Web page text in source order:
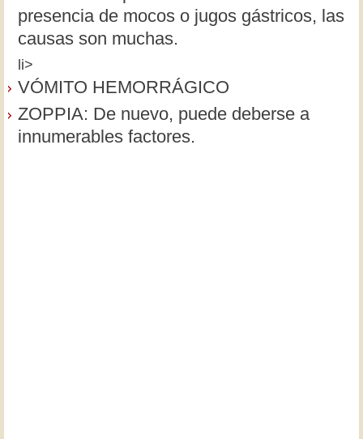
presencia de mocos o jugos gástricos, las
causas son muchas.
li>
VÓMITO HEMORRÁGICO
ZOPPIA: De nuevo, puede deberse a
innumerables factores.